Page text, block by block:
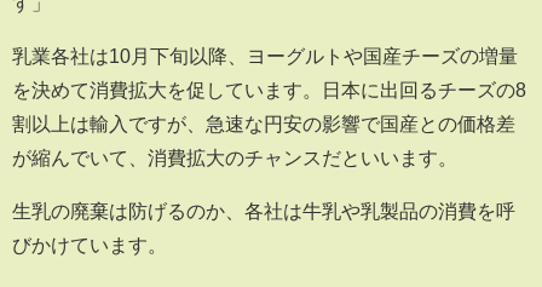
乳業各社は10月下旬以降、ヨーグルトや国産チーズの増量
を決めて消費拡大を促しています。日本に出回るチーズの8
割以上は輸入ですが、急速な円安の影響で国産との価格差
が縮んでいて、消費拡大のチャンスだといいます。
生乳の廃棄は防げるのか、各社は牛乳や乳製品の消費を呼
びかけています。